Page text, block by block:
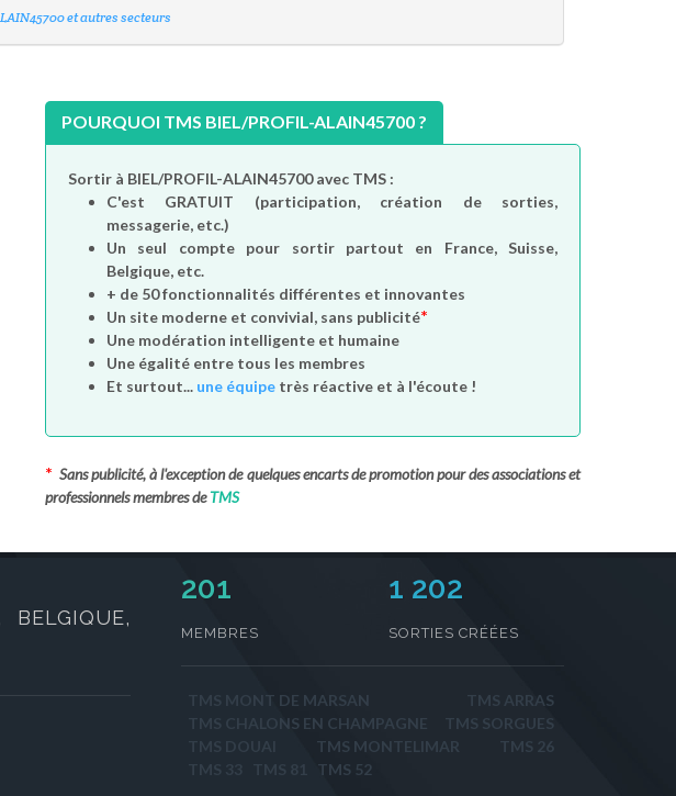
et autres secteurs
POURQUOI TMS BIEL/PROFIL-ALAIN45700 ?
Sortir à BIEL/PROFIL-ALAIN45700 avec TMS :
C'est GRATUIT (participation, création de sorties,
messagerie, etc.)
Un seul comptepour sortir partout en France, Suisse,
Belgique, etc.
+ de 50 fonctionnalités différentes et innovantes
Un site moderne et convivial, sans publicité*
Une modération intelligente et humaine
Une égalité entre tous les membres
Et surtout... une équipe très réactive et à l'écoute !
* Sans publicité, à l'exception de quelques encarts de promotion pour des associations et
professionnels membres deTMS
BELGIQUE,
222
MEMBRES
1 202
SORTIES CRÉÉES
TMS MONT DE MARSAN
TMS ARRAS
TMS CHALONS EN CHAMPAGNE
TMS SORGUES
TMS DOUAI
TMS MONTELIMAR
TMS 26
TMS 33
TMS 81 TMS 52